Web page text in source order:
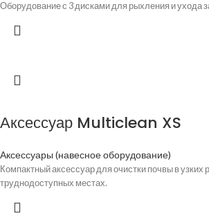
Оборудование с 3 дисками для рыхления и ухода
Аксессуар Multiclean XS
Аксессуары (навесное оборудование)
Компактный аксессуар для очистки почвы в узких
труднодоступных местах.